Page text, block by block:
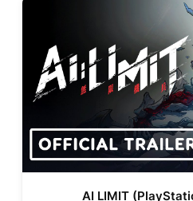
AI LIMIT